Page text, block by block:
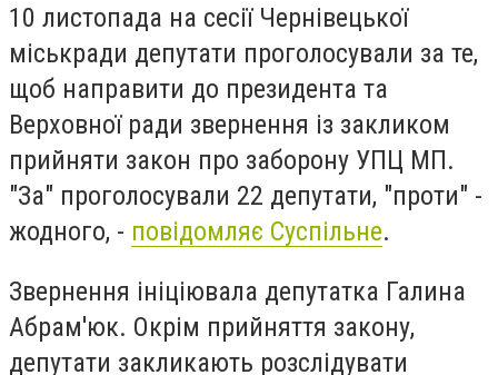
10 листопада на сесії Чернівецької
міськради депутати проголосували за те,
щоб направити до президента та
Верховної ради звернення із закликом
прийняти закон про заборону УПЦ МП.
"За" проголосували 22 депутати, "проти" -
жодного, - повідомляє Суспільне.
Звернення ініціювала депутатка Галина
Абрам'юк. Окрім прийняття закону,
депутати закликають розслідувати